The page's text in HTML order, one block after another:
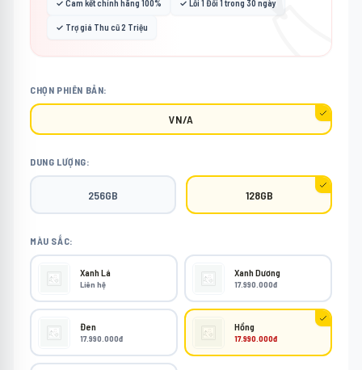
🏷️
✓ Cam kết chính hãng 100% ✓ Lỗi 1 Đổi 1 trong 30 ngày
✓ Trợ giá Thu cũ 2 Triệu
CHỌN PHIÊN BẢN:
VN/A
DUNG LƯỢNG:
256GB 128GB
MÀU SẮC:
Xanh Lá
Liên hệ
Xanh Dương
17.990.000đ
Đen
17.990.000đ
Hồng
17.990.000đ